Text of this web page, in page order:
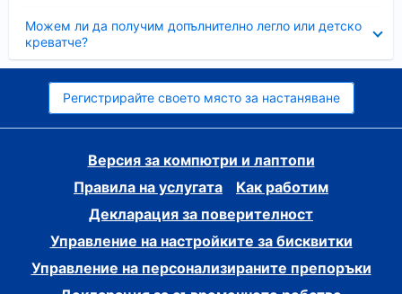
Можем ли да получим допълнително легло или детско
креватче?
Регистрирайте своето място за настаняване
Версия за компютри и лаптопи
Правила на услугата
Как работим
Декларация за поверителност
Управление на настройките за бисквитки
Управление на персонализираните препоръки